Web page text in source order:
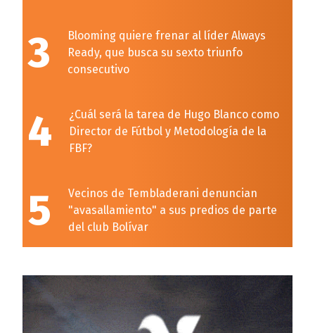
3
Blooming quiere frenar al líder Always
Ready, que busca su sexto triunfo
consecutivo
4
¿Cuál será la tarea de Hugo Blanco como
Director de Fútbol y Metodología de la
FBF?
5
Vecinos de Tembladerani denuncian
"avasallamiento" a sus predios de parte
del club Bolívar